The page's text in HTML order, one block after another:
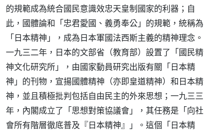
的規範成為統合國民意識效忠天皇制國家的利器；自
此，國體論和「忠君愛國、義勇奉公」的規範，統稱為
「日本精神」，成為日本軍國法西斯主義的精神理念。
一九三二年，日本的文部省（教育部）設置了「國民精
神文化研究所」，由國家動員研究出版有關「日本精
神」的刊物，宣揚國體精神（亦即皇道精神）和日本精
神，並且積極批判包括自由民主的外來思想；一九三三
年，內閣成立了「思想對策協議會」，其任務是「向社
會所有階層徹底普及『日本精神』」。這個「日本精